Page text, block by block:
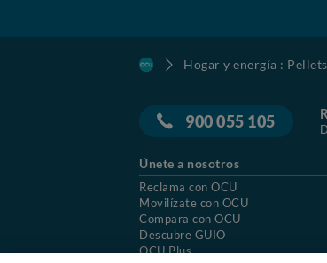
Hogar y energía : Pellets
900 055 105
Únete a nosotros
Reclama con OCU
Movilízate con OCU
Compara con OCU
Descubre GUIO
OCU Plus